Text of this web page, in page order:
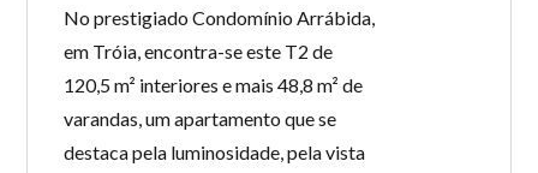
No prestigiado Condomínio Arrábida,
em Tróia, encontra-se este T2 de
120,5 m² interiores e mais 48,8 m² de
varandas, um apartamento que se
destaca pela luminosidade, pela vista